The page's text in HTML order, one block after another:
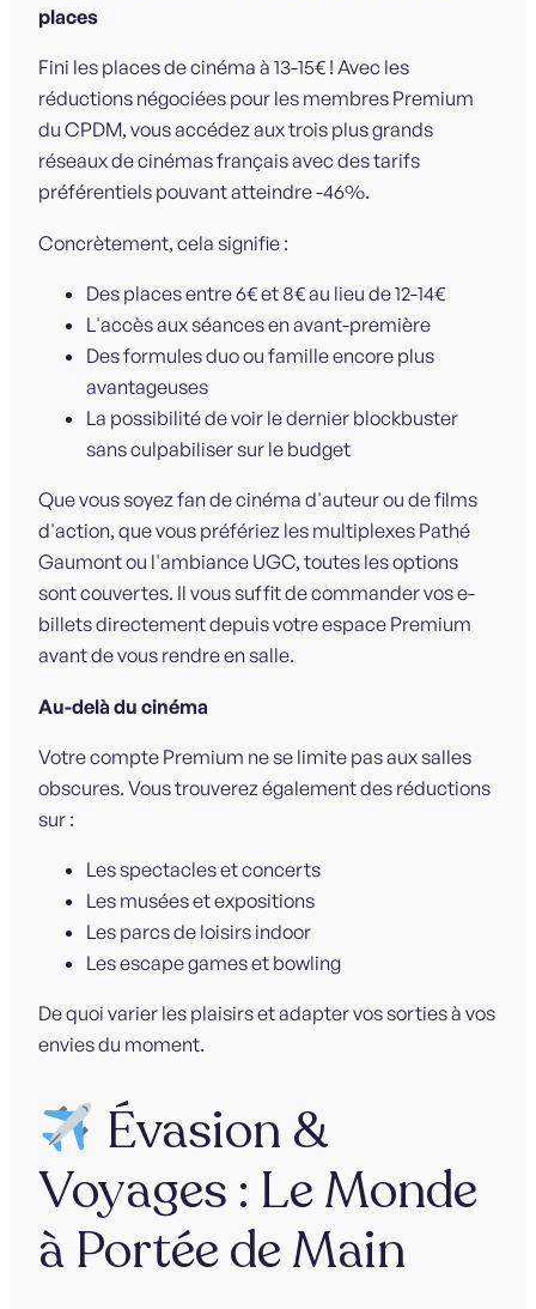
places
Fini les places de cinéma à 13-15€ ! Avec les
réductions négociées pour les membres Premium
du CPDM, vous accédez aux trois plus grands
réseaux de cinémas français avec des tarifs
préférentiels pouvant atteindre -46%.
Concrètement, cela signifie :
Des places entre 6€ et 8€ au lieu de 12-14€
L'accès aux séances en avant-première
Des formules duo ou famille encore plus
avantageuses
La possibilité de voir le dernier blockbuster
sans culpabiliser sur le budget
Que vous soyez fan de cinéma d'auteur ou de films
d'action, que vous préfériez les multiplexes Pathé
Gaumont ou l'ambiance UGC, toutes les options
sont couvertes. Il vous suffit de commander vos e-
billets directement depuis votre espace Premium
avant de vous rendre en salle.
Au-delà du cinéma
Votre compte Premium ne se limite pas aux salles
obscures. Vous trouverez également des réductions
sur :
Les spectacles et concerts
Les musées et expositions
Les parcs de loisirs indoor
Les escape games et bowling
De quoi varier les plaisirs et adapter vos sorties à vos
envies du moment.
Évasion &
Voyages : Le Monde
à Portée de Main